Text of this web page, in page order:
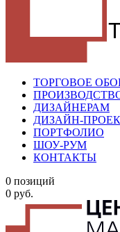
ТОРГОВОЕ
ДИЗАЙНЕРАМ
ДИЗАЙН-
ПОРТФОЛИО
ШОУ-РУМ
КОНТАКТЫ
0 позиций
0 руб.